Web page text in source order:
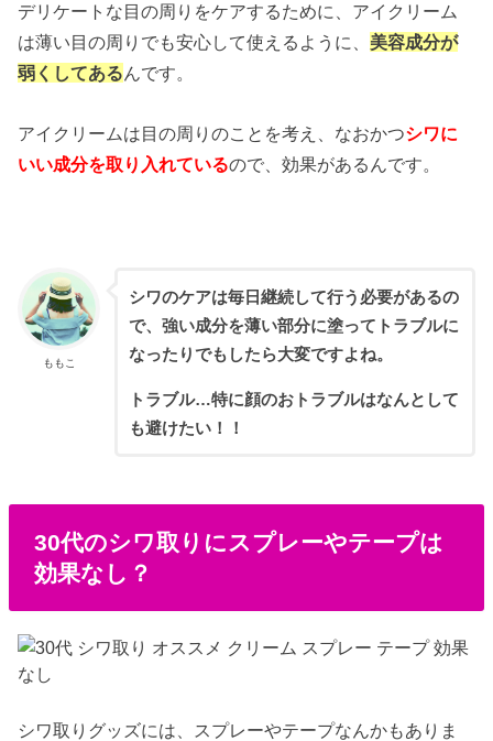
デリケートな目の周りをケアするために、アイクリーム
は薄い目の周りでも安心して使えるように、 美容成分が
弱くしてあるんです。
アイクリームは目の周りのことを考え、なおかつシワに
いい成分を取り入れているので、効果があるんです。
ももこ
シワのケアは毎日継続して行う必要があるの
で、強い成分を薄い部分に塗ってトラブルに
なったりでもしたら大変ですよね。
トラブル…特に顔のおトラブルはなんとして
も避けたい！！
30代のシワ取りにスプレーやテープは
効果なし？
シワ取りグッズには、スプレーやテープなんかもありま